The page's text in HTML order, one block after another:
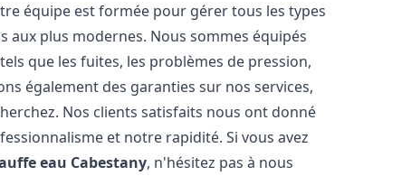
équipe est formée pour gérer tous les types
aux plus modernes. Nous sommes équipés
que les fuites, les problèmes de pression,
également des garanties sur nos services,
Nos clients satisfaits nous ont donné
et notre rapidité. Si vous avez
eau Cabestany, n'hésitez pas à nous